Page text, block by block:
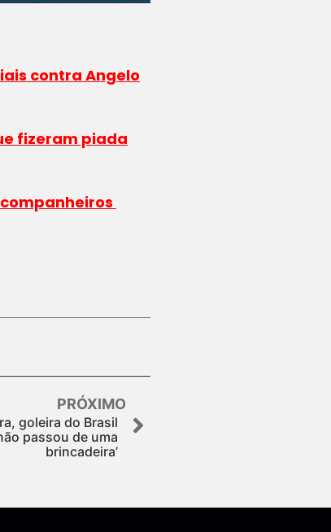
contra Angelo
fizeram piada
PRÓXIMO
goleira do Brasil
passou de uma
brincadeira’